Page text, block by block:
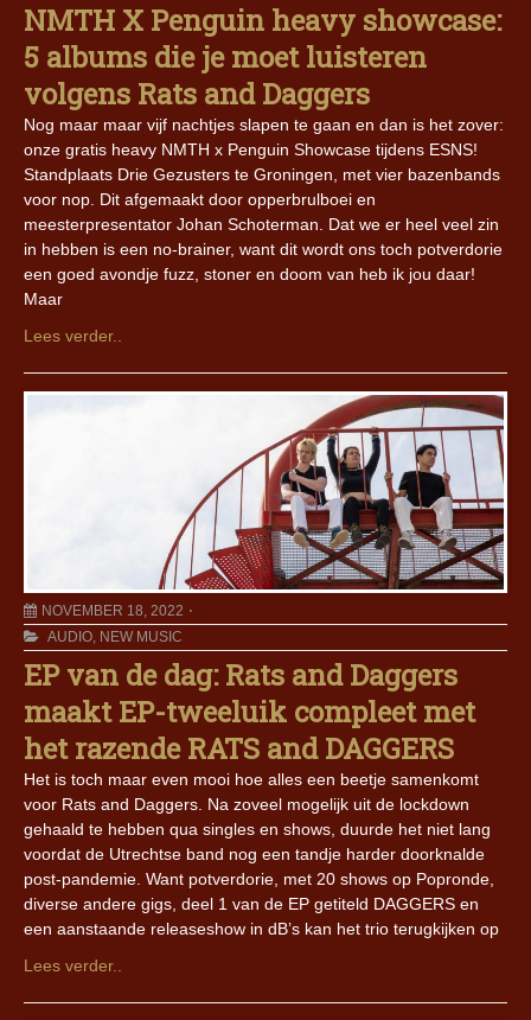
NMTH X Penguin heavy showcase:
5 albums die je moet luisteren
volgens Rats and Daggers
Nog maar maar vijf nachtjes slapen te gaan en dan is het zover:
onze gratis heavy NMTH x Penguin Showcase tijdens ESNS!
Standplaats Drie Gezusters te Groningen, met vier bazenbands
voor nop. Dit afgemaakt door opperbrulboei en
meesterpresentator Johan Schoterman. Dat we er heel veel zin
in hebben is een no-brainer, want dit wordt ons toch potverdorie
een goed avondje fuzz, stoner en doom van heb ik jou daar!
Maar
Lees verder..
NOVEMBER 18, 2022
AUDIO, NEW MUSIC
EP van de dag: Rats and Daggers
maakt EP-tweeluik compleet met
het razende RATS and DAGGERS
Het is toch maar even mooi hoe alles een beetje samenkomt
voor Rats and Daggers. Na zoveel mogelijk uit de lockdown
gehaald te hebben qua singles en shows, duurde het niet lang
voordat de Utrechtse band nog een tandje harder doorknalde
post-pandemie. Want potverdorie, met 20 shows op Popronde,
diverse andere gigs, deel 1 van de EP getiteld DAGGERS en
een aanstaande releaseshow in dB’s kan het trio terugkijken op
Lees verder..